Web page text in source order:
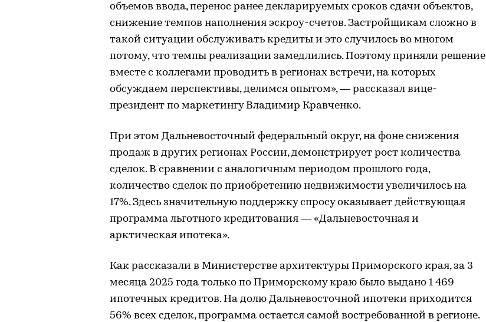
объемов ввода, перенос ранее декларируемых сроков сдачи объектов,
снижение темпов наполнения эскроу-счетов. Застройщикам сложно в
такой ситуации обслуживать кредиты и это случилось во многом
потому, что темпы реализации замедлились. Поэтому приняли решение
вместе с коллегами проводить в регионах встречи, на которых
обсуждаем перспективы, делимся опытом», — рассказал вице-
президент по маркетингу Владимир Кравченко.
При этом Дальневосточный федеральный округ, на фоне снижения
продаж в других регионах России, демонстрирует рост количества
сделок. В сравнении с аналогичным периодом прошлого года,
количество сделок по приобретению недвижимости увеличилось на
17%. Здесь значительную поддержку спросу оказывает действующая
программа льготного кредитования — «Дальневосточная и
арктическая ипотека».
Как рассказали в Министерстве архитектуры Приморского края, за 3
месяца 2025 года только по Приморскому краю было выдано 1 469
ипотечных кредитов. На долю Дальневосточной ипотеки приходится
56% всех сделок, программа остается самой востребованной в регионе.